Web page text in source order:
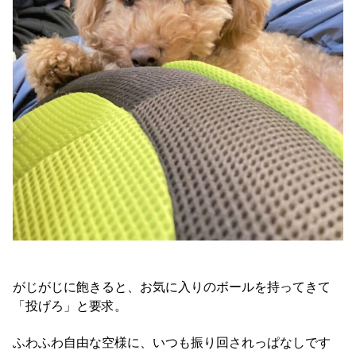
がじがじに飽きると、お気に入りのボールを持ってきて
「投げろ」と要求。
ふわふわ自由な空様に、いつも振り回されっぱなしです